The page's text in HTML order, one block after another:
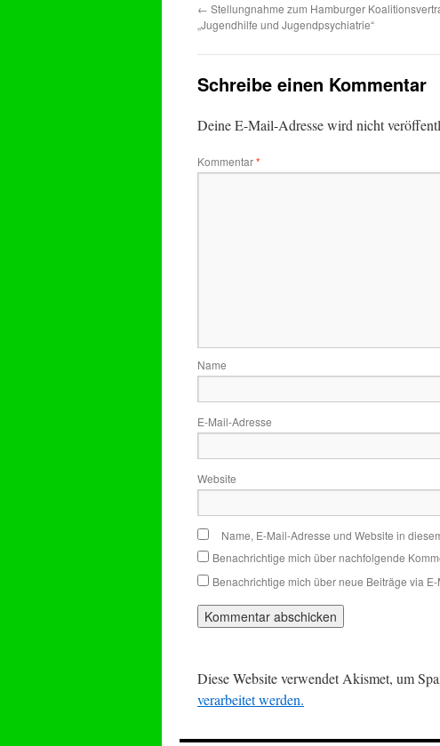
← Stellungnahme zum Hamburger
„Jugendhilfe und Jugendpsychiatrie“
Schreibe einen Kommentar
Deine E-Mail-Adresse wird nicht
Kommentar*
Name
E-Mail-Adresse
Website
Name, E-Mail-Adresse und Website in
Benachrichtige mich über nachfolgende
Benachrichtige mich über neue Beiträge via E-
Diese Website verwendet Akismet, um
verarbeitet werden.